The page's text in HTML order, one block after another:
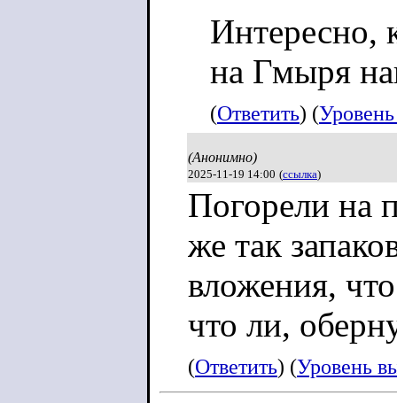
следствие,
ФСБ
в Польшу в
продолжил
данные о
рубежом и
им
сотрудники
обещание
Интересно,
на Гмыря
(Ответить) (
(Анонимно)
2025-11-19 14:00 (ссылка)
Погорели на
же так
вложения,
что ли,
(Ответить) (Уровень